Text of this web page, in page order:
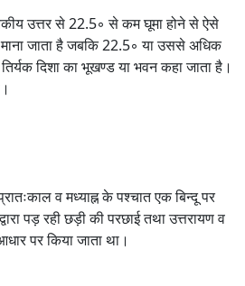
उत्तर से 22.5◦ से कम घूमा होने से ऐसे
जाता है जबकि 22.5◦ या उससे अधिक
दिशा का भूखण्ड या भवन कहा जाता है।
व मध्याह्न के पश्चात एक बिन्दू पर
पड़ रही छड़ी की परछाई तथा उत्तरायण व
पर किया जाता था।